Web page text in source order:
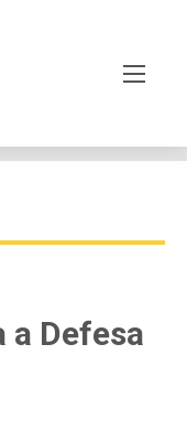
a Defesa